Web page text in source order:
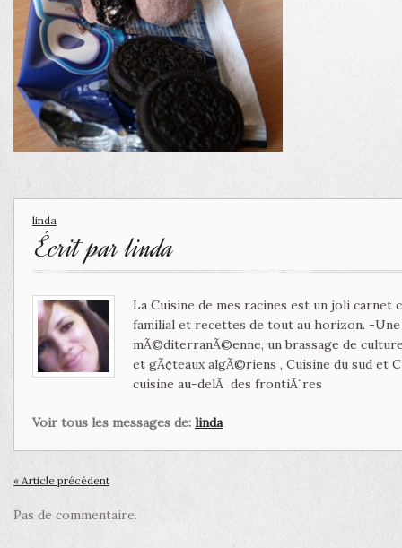
linda
Écrit parlinda
La Cuisine de mes racines est un joli
familial et recettes de tout au horizon. -
mÃ©diterranÃ©enne, un brassage de
et gÃ¢teaux algÃ©riens , Cuisine du sud et
cuisine au-delÃ des frontiÃ¨res
Voir tous les messages de: linda
« Article précédent
Pas de commentaire.